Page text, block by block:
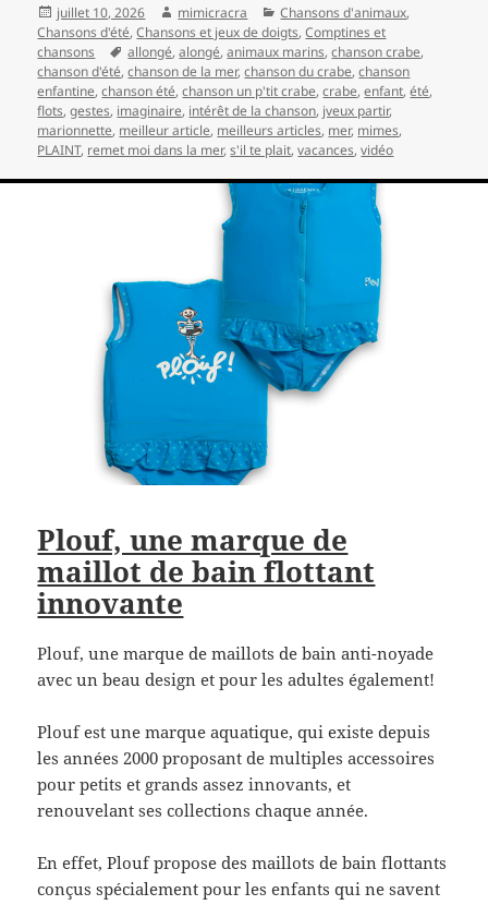
Publié
le
juillet 10, 2026 Auteur
mimicracra Catégories
Chansons d'animaux,
Chansons d'été,Chansons et jeux de doigts,Comptines et
chansons
Mots-
clés
allongé,alongé,animaux marins,chanson crabe,
chanson d'été,chanson de la mer,chanson du crabe,chanson
enfantine,chanson été,chanson un p'tit crabe,crabe,enfant,été,
flots,gestes, imaginaire, intérêt de la chanson, jveux partir,
marionnette, meilleur article, meilleurs articles, mer, mimes,
PLAINT, remet moi dans la mer,s'il te plait,vacances,vidéo
Plouf, une marque de
maillot de bain flottant
innovante
Plouf, une marque de maillots de bain anti-noyade
avec un beau design et pour les adultes également!
Plouf est une marque aquatique, qui existe depuis
les années 2000 proposant de multiples accessoires
pour petits et grands assez innovants, et
renouvelant ses collections chaque année.
En effet, Plouf propose des maillots de bain flottants
conçus spécialement pour les enfants qui ne savent